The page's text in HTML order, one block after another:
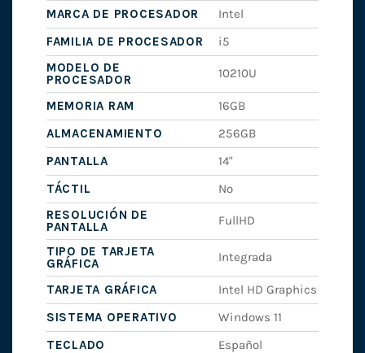
MARCA DE PROCESADOR
Intel
FAMILIA DE PROCESADOR
i5
MODELO DE
PROCESADOR
10210U
MEMORIA RAM
16GB
ALMACENAMIENTO
256GB
PANTALLA
14"
TÁCTIL
No
RESOLUCIÓN DE
PANTALLA
FullHD
TIPO DE TARJETA
GRÁFICA
Integrada
TARJETA GRÁFICA
Intel HD Graphics
SISTEMA OPERATIVO
Windows 11
TECLADO
Español